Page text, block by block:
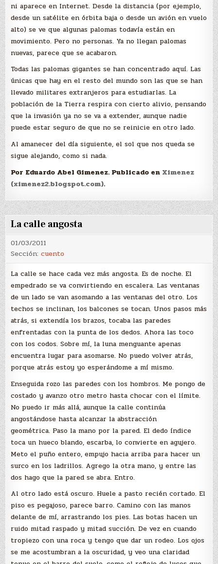
ni aparece en Internet. Desde la distancia (por ejemplo,
desde un satélite en órbita baja o desde un avión en vuelo
alto) se ve que algunas palomas todavía están en
movimiento. Pero no personas. Ya no llegan palomas
nuevas, parece que se acabaron.
Todas las palomas gigantes se han concentrado aquí. Las
únicas que hay en el resto del mundo son las que se han
llevado militares extranjeros para estudiarlas. La
población de la Tierra respira con cierto alivio, pensando
que la invasión ya no se va a extender, aunque nadie
puede estar seguro de que no se reinicie en otro lado.
Al amanecer del día siguiente, el sol que nos queda se
sigue alejando, como si nada.
Por Eduardo Abel Gimenez. Publicado en Ximenez
(ximenez2.blogspot.com).
La calle angosta
01/03/2011
Sección:cuento
La calle se hace cada vez más angosta. Es de noche. El
empedrado se va convirtiendo en escalera. Las ventanas
de un lado se van asomando a las ventanas del otro. Los
techos se inclinan, los balcones se tocan. Unos pasos más
atrás, si extendía los brazos, tocaba las paredes
enfrentadas con la punta de los dedos. Ahora las toco
con los codos. Sobre mí, la luna menguante apenas
encuentra lugar para asomarse. No puedo volver atrás,
porque atrás estoy yo esperándome a mí mismo.
Enseguida rozo las paredes con los hombros. Me pongo de
costado y avanzo otro metro hasta chocar con el límite.
No puedo ir más allá, aunque la calle continúa
angostándose hasta alcanzar la abstracción
geométrica. Paso la mano por la pared. El dedo índice
toca un hueco blando, escarba, lo convierte en agujero.
Meto el puño entero, empujo hacia arriba para hacer un
surco en los ladrillos. Agrego la otra mano, y entre las
dos hago que la pared se abra. Entro.
Al otro lado está oscuro. Huele a pasto recién cortado. El
piso es pegajoso, parece barro. Camino con las manos
delante de mí, arrastrando los pies. Las botas hacen un
ruido mitad raspado y mitad succión. De vez en cuando
tropiezo con una roca y tengo que dar un rodeo. Los ojos
se me acostumbran a la oscuridad, y veo una claridad